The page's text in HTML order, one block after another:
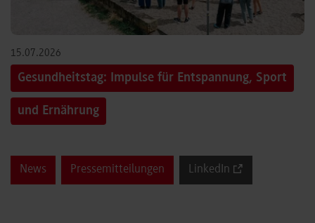
15.07.2026
Gesundheitstag: Impulse für Entspannung, Sport
und Ernährung
News Pressemitteilungen LinkedIn